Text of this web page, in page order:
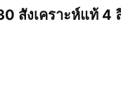
สังเคราะห์แท้​ 4